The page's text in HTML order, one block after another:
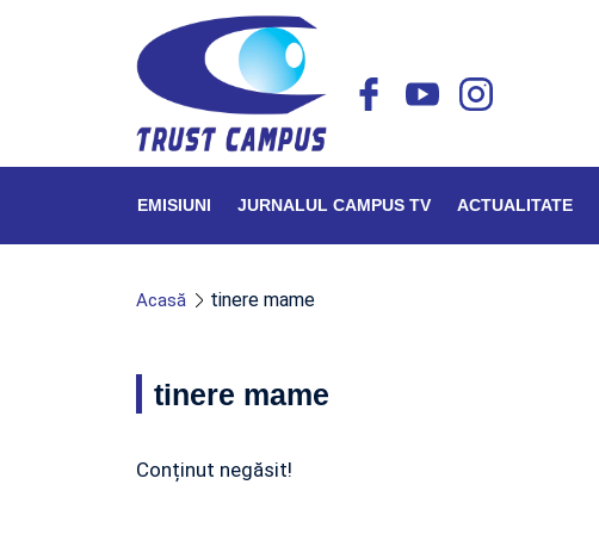
EMISIUNI JURNALUL CAMPUS TV ACTUALITATE
Acasă tinere mame
tinere mame
Conținut negăsit!